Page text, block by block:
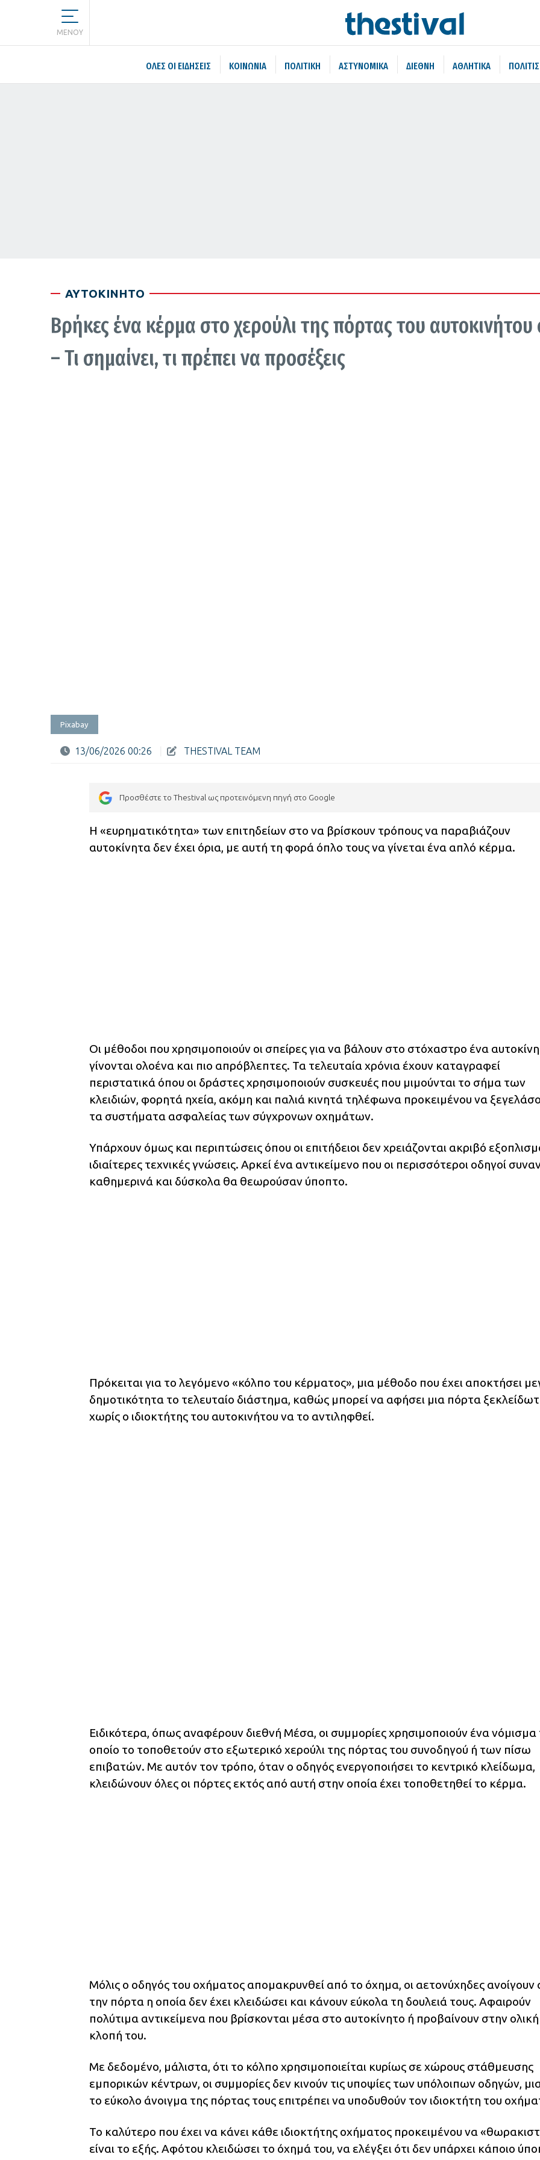
MENOY
ΌΛΕΣ ΟΙ ΕΙΔΉΣΕΙΣ ΚΟΙΝΩΝΙΑ ΠΟΛΙΤΙΚΗ ΑΣΤΥΝΟΜΙΚΑ ΔΙΕΘΝΗ ΑΘΛΗΤΙΚΑ
ΑΥΤΟΚΙΝΗΤΟ
Βρήκες ένα κέρμα στο χερούλι της πόρτας του
– Τι σημαίνει, τι πρέπει να προσέξεις
Pixabay
13/06/2026 00:26 THESTIVAL TEAM
Προσθέστε το Thestival ως προτεινόμενη πηγή στο Google
Η «ευρηματικότητα» των επιτηδείων στο να βρίσκουν τρόπους να παραβιάζουν
αυτοκίνητα δεν έχει όρια, με αυτή τη φορά όπλο τους να γίνεται ένα απλό κέρμα.
Οι μέθοδοι που χρησιμοποιούν οι σπείρες για να βάλουν στο στόχαστρο ένα
γίνονται ολοένα και πιο απρόβλεπτες. Τα τελευταία χρόνια έχουν καταγραφεί
περιστατικά όπου οι δράστες χρησιμοποιούν συσκευές που μιμούνται το σήμα των
κλειδιών, φορητά ηχεία, ακόμη και παλιά κινητά τηλέφωνα προκειμένου να
τα συστήματα ασφαλείας των σύγχρονων οχημάτων.
Υπάρχουν όμως και περιπτώσεις όπου οι επιτήδειοι δεν χρειάζονται ακριβό
ιδιαίτερες τεχνικές γνώσεις. Αρκεί ένα αντικείμενο που οι περισσότεροι οδηγοί
καθημερινά και δύσκολα θα θεωρούσαν ύποπτο.
Πρόκειται για το λεγόμενο «κόλπο του κέρματος», μια μέθοδο που έχει αποκτήσει
δημοτικότητα το τελευταίο διάστημα, καθώς μπορεί να αφήσει μια πόρτα
χωρίς ο ιδιοκτήτης του αυτοκινήτου να το αντιληφθεί.
Ειδικότερα, όπως αναφέρουν διεθνή Μέσα, οι συμμορίες χρησιμοποιούν ένα νόμισμα
οποίο το τοποθετούν στο εξωτερικό χερούλι της πόρτας του συνοδηγού ή των πίσω
επιβατών. Με αυτόν τον τρόπο, όταν ο οδηγός ενεργοποιήσει το κεντρικό κλείδωμα,
κλειδώνουν όλες οι πόρτες εκτός από αυτή στην οποία έχει τοποθετηθεί το κέρμα.
Μόλις ο οδηγός του οχήματος απομακρυνθεί από το όχημα, οι αετονύχηδες ανοίγουν
την πόρτα η οποία δεν έχει κλειδώσει και κάνουν εύκολα τη δουλειά τους. Αφαιρούν
πολύτιμα αντικείμενα που βρίσκονται μέσα στο αυτοκίνητο ή προβαίνουν στην ολική
κλοπή του.
Με δεδομένο, μάλιστα, ότι το κόλπο χρησιμοποιείται κυρίως σε χώρους στάθμευσης
εμπορικών κέντρων, οι συμμορίες δεν κινούν τις υποψίες των υπόλοιπων οδηγών,
το εύκολο άνοιγμα της πόρτας τους επιτρέπει να υποδυθούν τον ιδιοκτήτη του
Το καλύτερο που έχει να κάνει κάθε ιδιοκτήτης οχήματος προκειμένου να
είναι το εξής. Αφότου κλειδώσει το όχημά του, να ελέγξει ότι δεν υπάρχει κάποιο